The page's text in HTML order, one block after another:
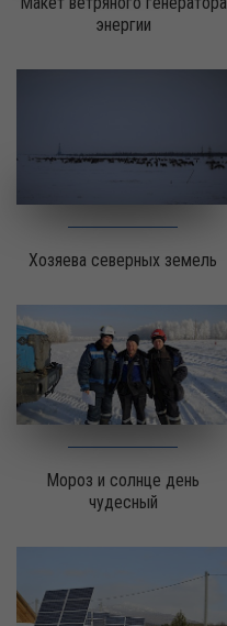
энергии
Хозяева северных земель
Мороз и солнце день
чудесный